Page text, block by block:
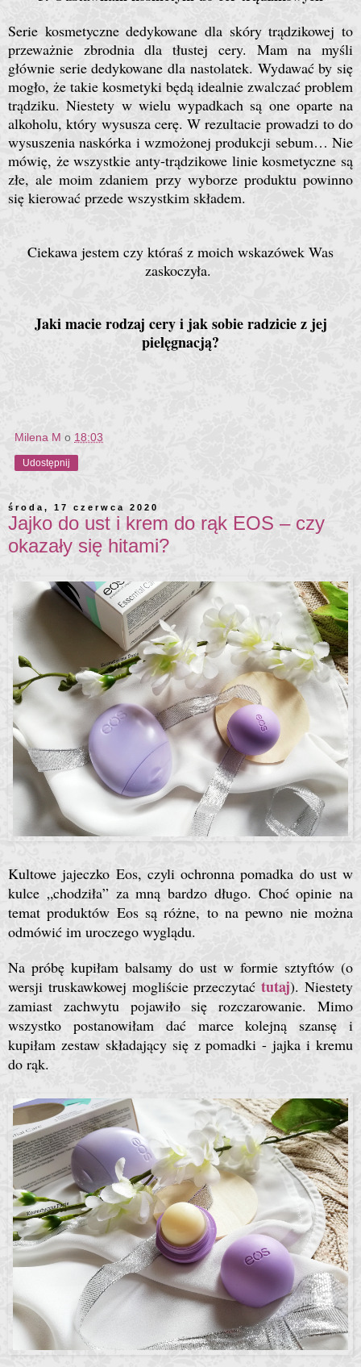
Serie kosmetyczne dedykowane dla skóry trądzikowej to
przeważnie zbrodnia dla tłustej cery. Mam na myśli
głównie serie dedykowane dla nastolatek. Wydawać by się
mogło, że takie kosmetyki będą idealnie zwalczać problem
trądziku. Niestety w wielu wypadkach są one oparte na
alkoholu, który wysusza cerę. W rezultacie prowadzi to do
wysuszenia naskórka i wzmożonej produkcji sebum… Nie
mówię, że wszystkie anty-trądzikowe linie kosmetyczne są
złe, ale moim zdaniem przy wyborze produktu powinno
się kierować przede wszystkim składem.
Ciekawa jestem czy któraś z moich wskazówek Was
zaskoczyła.
Jaki macie rodzaj cery i jak sobie radzicie z jej
pielęgnacją?
Milena M o 18:03
Udostępnij
środa, 17 czerwca 2020
Jajko do ust i krem do rąk EOS – czy
okazały się hitami?
Kultowe jajeczko Eos, czyli ochronna pomadka do ust w
kulce „chodziła” za mną bardzo długo. Choć opinie na
temat produktów Eos są różne, to na pewno nie można
odmówić im uroczego wyglądu.
Na próbę kupiłam balsamy do ust w formie sztyftów (o
wersji truskawkowej mogliście przeczytaćtutaj). Niestety
zamiast zachwytu pojawiło się rozczarowanie. Mimo
wszystko postanowiłam dać marce kolejną szansę i
kupiłam zestaw składający się z pomadki - jajka i kremu
do rąk.